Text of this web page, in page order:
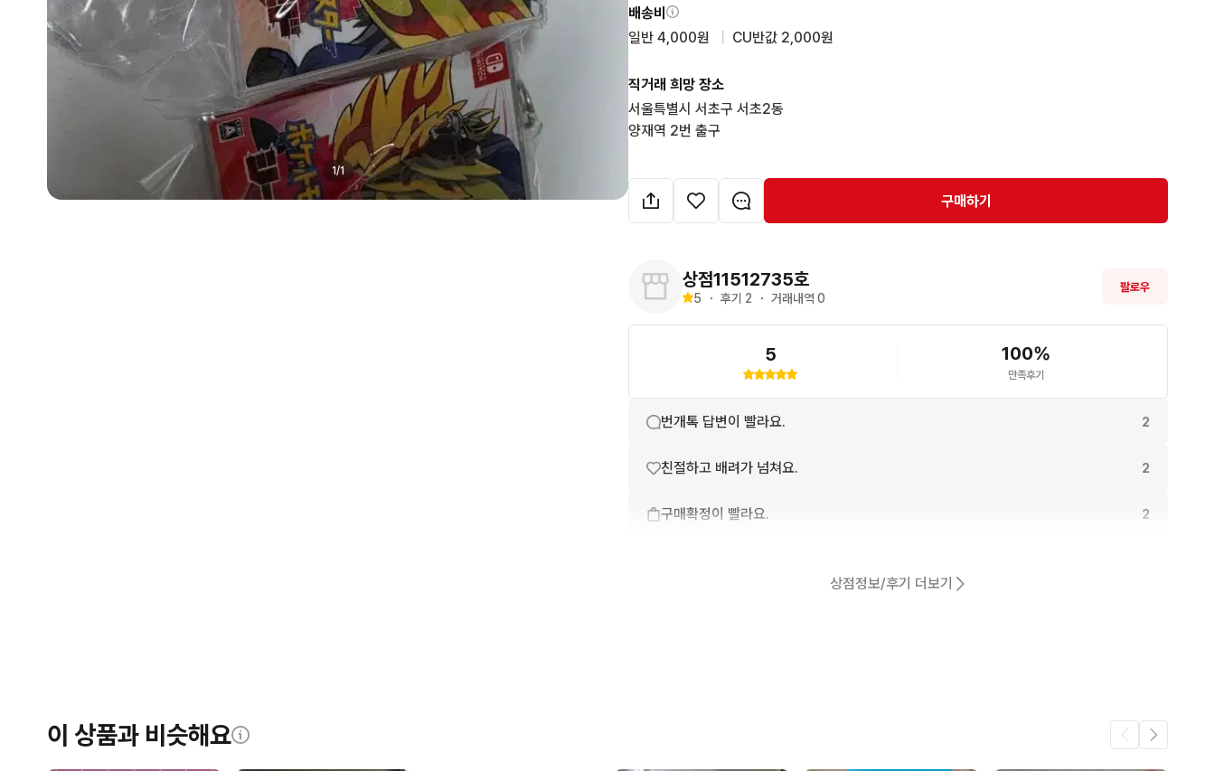
1/1
배송비
일반 4,000원
CU반값 2,000원
직거래 희망 장소
서울특별시 서초구 서초2동
양재역 2번 출구
구매하기
상점11512735호
5 ・ 후기 2 ・ 거래내역 0
팔로우
5 100%
만족후기
번개톡 답변이 빨라요. 2
친절하고 배려가 넘쳐요. 2
구매확정이 빨라요. 2
상점정보/후기 더보기
이 상품과 비슷해요